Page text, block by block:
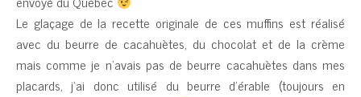
Le glaçage de la recette originale de ces muffins est réalisé
avec du beurre de cacahuètes, du chocolat et de la crème
mais comme je n’avais pas de beurre cacahuètes dans mes
placards, j’ai donc utilisé du beurre d’érable (toujours en